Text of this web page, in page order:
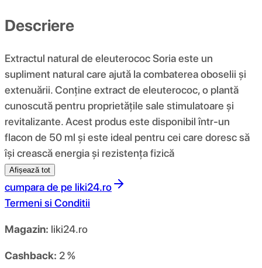
Descriere
Extractul natural de eleuterococ Soria este un
supliment natural care ajută la combaterea oboselii și
extenuării. Conține extract de eleuterococ, o plantă
cunoscută pentru proprietățile sale stimulatoare și
revitalizante. Acest produs este disponibil într-un
flacon de 50 ml și este ideal pentru cei care doresc să
își crească energia și rezistența fizică
Afișează tot
cumpara de pe liki24.ro
Termeni si Conditii
Magazin: liki24.ro
Cashback: 2 %